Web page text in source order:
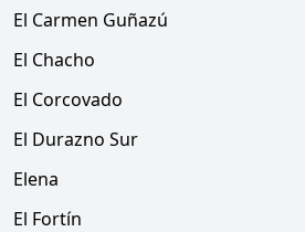
El Carmen Guñazú
El Chacho
El Corcovado
El Durazno Sur
Elena
El Fortín